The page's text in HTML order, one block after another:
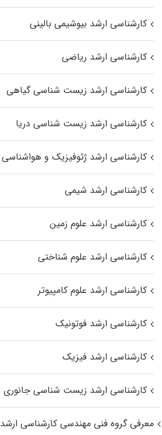
کارشناسی ارشد بیوشیمی بالینی
کارشناسی ارشد ریاضی
کارشناسی ارشد زیست‌ شناسی گیاهی
کارشناسی ارشد زیست‌ شناسی دریا
کارشناسی ارشد ژئوفیزیک و هواشناسی
کارشناسی ارشد شیمی
کارشناسی ارشد علوم زمین
کارشناسی ارشد علوم شناختی
کارشناسی ارشد علوم کامپیوتر
کارشناسی ارشد فوتونیک
کارشناسی ارشد فیزیک
کارشناسی ارشد زیست‌ شناسی جانوری
معرفی گروه فنی مهندسی کارشناسی ارشد